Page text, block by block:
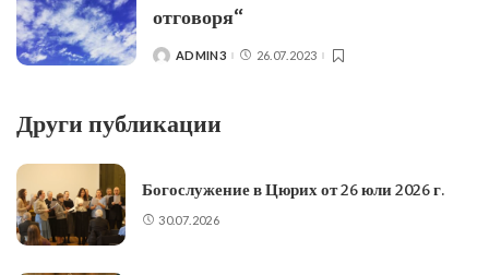
отговоря“
POSTED
ADMIN3 26.07.2023
Други публикации
Богослужение в Цюрих от 26 юли 2026 г.
30.07.2026